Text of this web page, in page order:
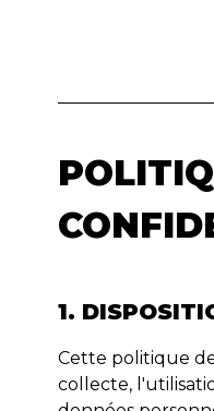
1.
Cette politique
collecte,